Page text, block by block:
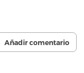
Añadir comentario